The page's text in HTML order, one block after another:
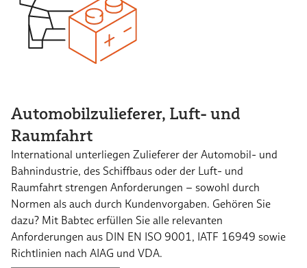
Automobilzulieferer, Luft- und
Raumfahrt
International unterliegen Zulieferer der Automobil- und
Bahnindustrie, des Schiffbaus oder der Luft- und
Raumfahrt strengen Anforderungen – sowohl durch
Normen als auch durch Kundenvorgaben. Gehören Sie
dazu? Mit Babtec erfüllen Sie alle relevanten
Anforderungen aus DIN EN ISO 9001, IATF 16949 sowie
Richtlinien nach AIAG und VDA.